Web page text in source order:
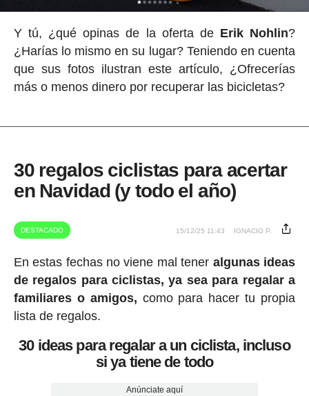
Y tú, ¿qué opinas de la oferta de Erik Nohlin?
¿Harías lo mismo en su lugar? Teniendo en cuenta
que sus fotos ilustran este artículo, ¿Ofrecerías
más o menos dinero por recuperar las bicicletas?
30 regalos ciclistas para acertar
en Navidad (y todo el año)
DESTACADO 15/12/25 11:43 IGNACIO P.
En estas fechas no viene mal tener algunas ideas
de regalos para ciclistas, ya sea para regalar a
familiares o amigos, como para hacer tu propia
lista de regalos.
30 ideas para regalar a un ciclista, incluso
si ya tiene de todo
Anúnciate aquí